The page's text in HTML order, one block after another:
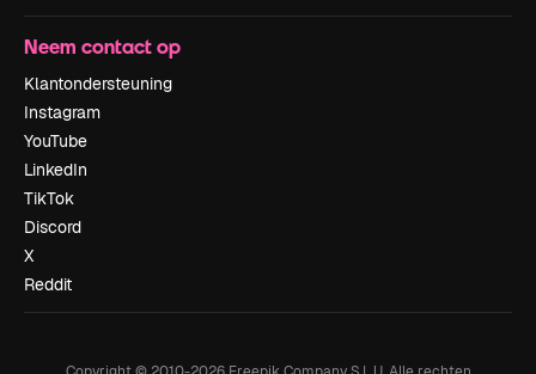
Neem contact op
Klantondersteuning
Instagram
YouTube
LinkedIn
TikTok
Discord
X
Reddit